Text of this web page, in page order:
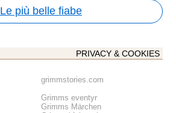
Le più belle fiabe
PRIVACY & COOKIES
grimmstories.com
Grimms eventyr
Grimms Märchen